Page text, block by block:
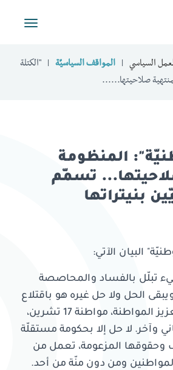
Toggle
السياسي المواقف السياسيّة
"الكتلة
صلاحيتها......
المنظومة
تسمّم
بنيتراتها
البيان الآتي:
تبلّل بالفساد والمحاصصة
الحل ولا حل غيره هو باقتلاع
هذه المنظومة وتعزيز المواطنة، مواطنة 17 تشرين،
وآخر. لا حل إلا بحكومة مستقلّة
وحقوقها المزعومة، تعمل من
ومن دون منّة من أحد.